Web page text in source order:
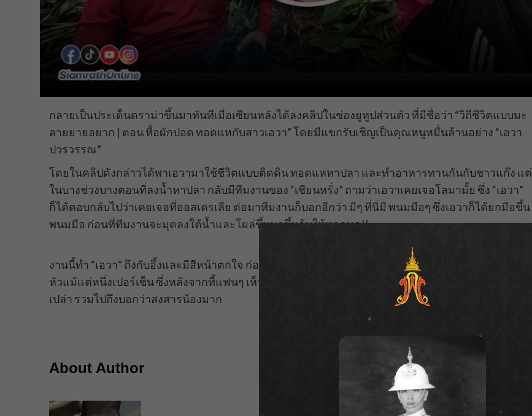
กลายเป็นประเด็นดราม่าขึ้นมาทันทีเมื่อเซียนหลังได้ลงคลิปในช่องยูทูปส่วนตัว ที่มีชื่อว่า “วิถีชีวิตแบบมะ
ลายยายอยาก | ตอน หื้อผักปอด ทอดแหกับสาวเอวา” โดยมีแขกรับเชิญเป็นคุณหนูหมื่นล้านอย่าง “เอวา
ปวรวรรณ”
โดยในคลิปดังกล่าวได้พาเอวามาใช้ชีวิตแบบติดดิน ทอดแหหาปลา และทำอาหารทานกันกับชาวแก๊ง แต่
ในบางช่วงบางตอนที่ลงน้ำหาปลา กลับมีทีมงานของ “เซียนหรั่ง” ถามว่าเอวาเคยเจอโลมามั้ย ซึ่ง “เอวา”
ก็ได้ตอบกลับไปว่าเคยเจอที่ออสเตรเลีย ต่อมาทีมงานก็บอกอีกว่า มีๆ ที่นี่มี พนมมือๆ ซึ่งเอวาก็ได้ยกมือขึ้น
พนมมือ ก่อนที่ทีมงานจะมุดลงใต้น้ำและโผล่ขึ้นมาขึ้นก้นให้ทุกคนดู!!
งานนี้ทำ “เอวา” ถึงกับอึ้งและมีสีหน้าตกใจ ก่อนจะบอกว่าไม่อยากดูแล้ว พร้อมยังบอกว่าสาบานไม่ได้อยู่ใน
หัวแม้แต่หนึ่งเปอร์เซ็น ซึ่งหลังจากที้แฟนๆ เห็นคลิปดังกล่าวก็ต่างพากันเข้ามาคอมเมนต์ว่าทำเกินไปหรือ
เปล่า รวมไปถึงบอกว่าสงสารน้องมาก
About Author